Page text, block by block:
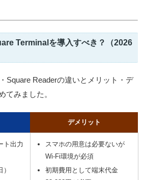
Terminalを導入すべき？（2026
Square Readerの違いとメリット・デ
てみました。
デメリット
ト出力
スマホの用意は必要ないが
Wi-Fi環境が必須
初期費用として端末代金